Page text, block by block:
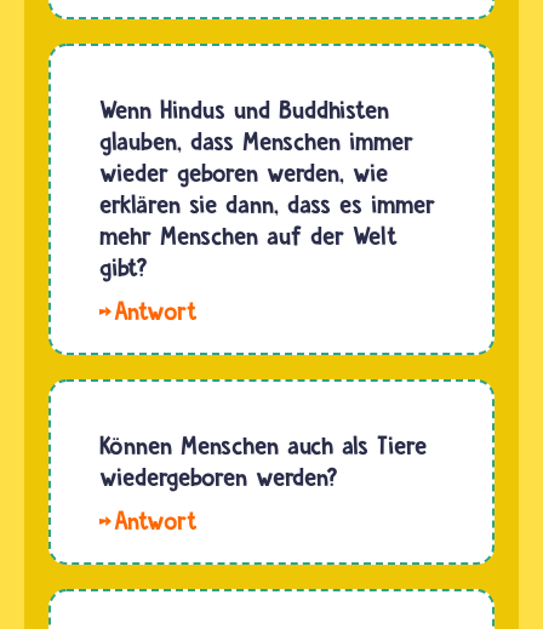
Lamas
einen
besonderen
Wunsch
frei: Sie
können
freiwillig
aus dem
Nirwana
ins
Leben…
Wenn Hindus und Buddhisten
glauben, dass Menschen immer
wieder geboren werden, wie
erklären sie dann, dass es immer
mehr Menschen auf der Welt
gibt?
im
und
Buddhismus
glauben
an eine
Art
Seelenpool.
Können Menschen auch als Tiere
wiedergeboren werden?
sowie